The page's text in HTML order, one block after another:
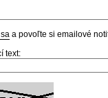
a povoľte si emailové
text: